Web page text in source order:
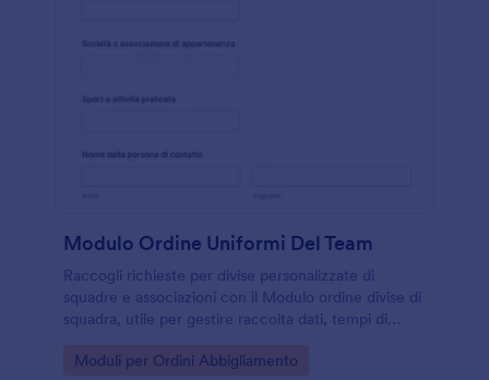
Modulo Ordine Uniformi Del Team
Raccogli richieste per divise personalizzate di
squadre e associazioni con il Modulo ordine divise di
squadra, utile per gestire raccolta dati, tempi di
su Jotform.
Go to Category:
Moduli per Ordini Abbigliamento